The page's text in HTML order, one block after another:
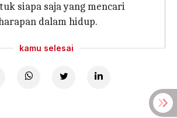
siapa saja yang mencari
dalam hidup.
kamu selesai